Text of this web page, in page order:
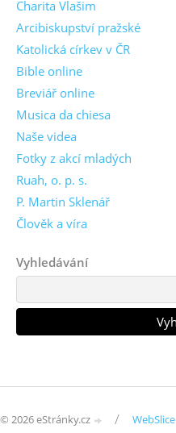
Charita Vlašim
Arcibiskupství pražské
Katolická církev v ČR
Bible online
Breviář online
Musica da chiesa
Naše videa
Fotky z akcí mladých
Ruah, o. p. s.
P. Martin Sklenář
Člověk a víra
Vyhledávání
© 2026 eStránky.cz / WebSlice